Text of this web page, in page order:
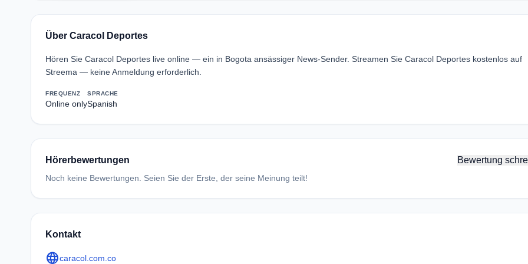
Über Caracol Deportes
Hören Sie Caracol Deportes live online — ein in Bogota ansässiger News-Sender. Streamen Sie Caracol Deportes kostenlos auf
Streema — keine Anmeldung erforderlich.
FREQUENZ
Online only
SPRACHE
Spanish
Hörerbewertungen Bewertung
Noch keine Bewertungen. Seien Sie der Erste, der seine Meinung teilt!
Kontakt
languagecaracol.com.co